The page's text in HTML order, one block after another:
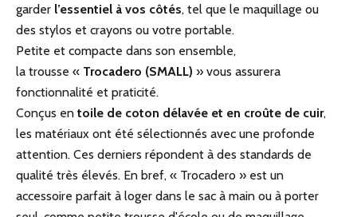
garder l’essentiel à vos côtés, tel que le maquillage ou
des stylos et crayons ou votre portable.
Petite et compacte dans son ensemble,
la trousse « Trocadero (SMALL) » vous assurera
fonctionnalité et praticité.
Conçus en toile de coton délavée et en croûte de cuir,
les matériaux ont été sélectionnés avec une profonde
attention. Ces derniers répondent à des standards de
qualité très élevés. En bref, « Trocadero » est un
accessoire parfait à loger dans le sac à main ou à porter